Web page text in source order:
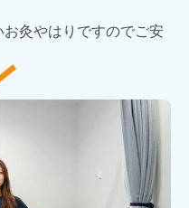
灸やはりですのでご安